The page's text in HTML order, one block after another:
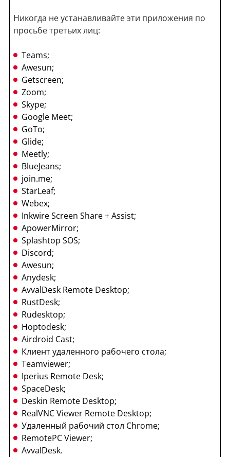
Никогда не устанавливайте эти приложения по
просьбе третьих лиц:
Teams;
Awesun;
Getscreen;
Zoom;
Skype;
Google Meet;
GoTo;
Glide;
Meetly;
BlueJeans;
join.me;
StarLeaf;
Webex;
Inkwire Screen Share + Assist;
ApowerMirror;
Splashtop SOS;
Discord;
Awesun;
Anydesk;
AvvalDesk Remote Desktop;
RustDesk;
Rudesktop;
Hoptodesk;
Airdroid Cast;
Клиент удаленного рабочего стола;
Teamviewer;
Iperius Remote Desk;
SpaceDesk;
Deskin Remote Desktop;
RealVNC Viewer Remote Desktop;
Удаленный рабочий стол Chrome;
RemotePC Viewer;
AvvalDesk.